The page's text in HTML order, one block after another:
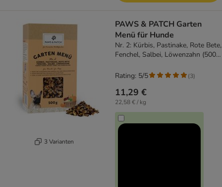
3 Varianten
PAWS & PATCH Garten
Menü für Hunde
Nr. 2: Kürbis, Pastinake, Rote Bete,
Fenchel, Salbei, Löwenzahn (500
11,29 €
22,58 € / kg
Rating: 5/5 (3)